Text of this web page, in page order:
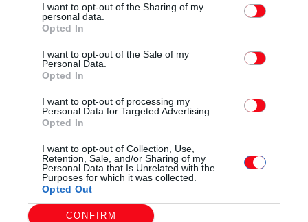
I want to opt-out of the Sharing of my
personal data.
Opted In
I want to opt-out of the Sale of my
Personal Data.
Opted In
I want to opt-out of processing my
Personal Data for Targeted Advertising.
Opted In
I want to opt-out of Collection, Use,
Retention, Sale, and/or Sharing of my
Personal Data that Is Unrelated with the
Purposes for which it was collected.
Opted Out
CONFIRM
Τοπικά Νέα
Στον Έβρο η Υπουργός Πολιτισμού Λίνα
Μενδώνη – «Σημαντικά έργα πολιτισμού
μπαίνουν στην τελική ευθεία»
today 09/08/2026 11:47 ΠΜ